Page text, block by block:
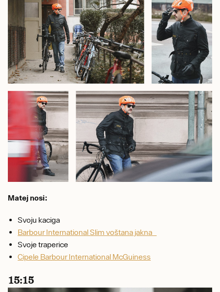
Matej nosi:
Svoju kaciga
Barbour International Slim voštana jakna
Svoje traperice
Cipele Barbour International McGuiness
15:15